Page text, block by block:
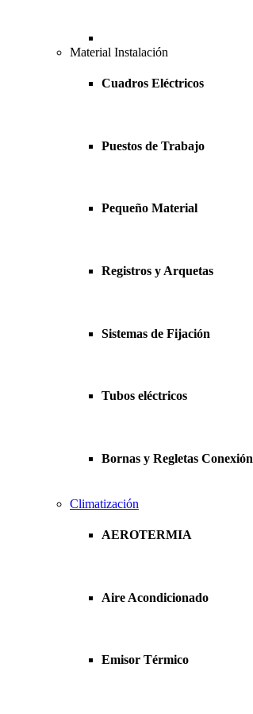
Material Instalación
Cuadros Eléctricos
Puestos de Trabajo
Pequeño Material
Registros y Arquetas
Sistemas de Fijación
Tubos eléctricos
Bornas y Regletas Conexión
Climatización
AEROTERMIA
Aire Acondicionado
Emisor Térmico